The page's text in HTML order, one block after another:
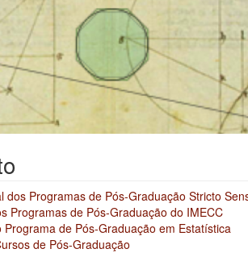
dos Programas de Pós-Graduação Stricto
Programas de Pós-Graduação do IMECC
Programa de Pós-Graduação em Estatística
de Pós-Graduação